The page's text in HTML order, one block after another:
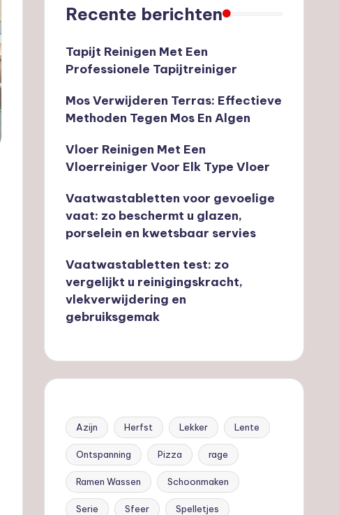
Recente berichten
Tapijt Reinigen Met Een
Professionele Tapijtreiniger
Mos Verwijderen Terras: Effectieve
Methoden Tegen Mos En Algen
Vloer Reinigen Met Een
Vloerreiniger Voor Elk Type Vloer
Vaatwastabletten voor gevoelige
vaat: zo beschermt u glazen,
porselein en kwetsbaar servies
Vaatwastabletten test: zo
vergelijkt u reinigingskracht,
vlekverwijdering en
gebruiksgemak
Azijn Herfst Lekker Lente
Ontspanning Pizza rage
Ramen Wassen Schoonmaken
Serie Sfeer Spelletjes